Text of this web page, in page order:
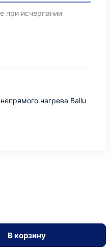
при исчерпании
нагрева Ballu
В корзину